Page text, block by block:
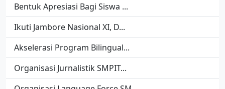
Bentuk Apresiasi Bagi Siswa ...
Ikuti Jambore Nasional XI, D...
Akselerasi Program Bilingual...
Organisasi Jurnalistik SMPIT...